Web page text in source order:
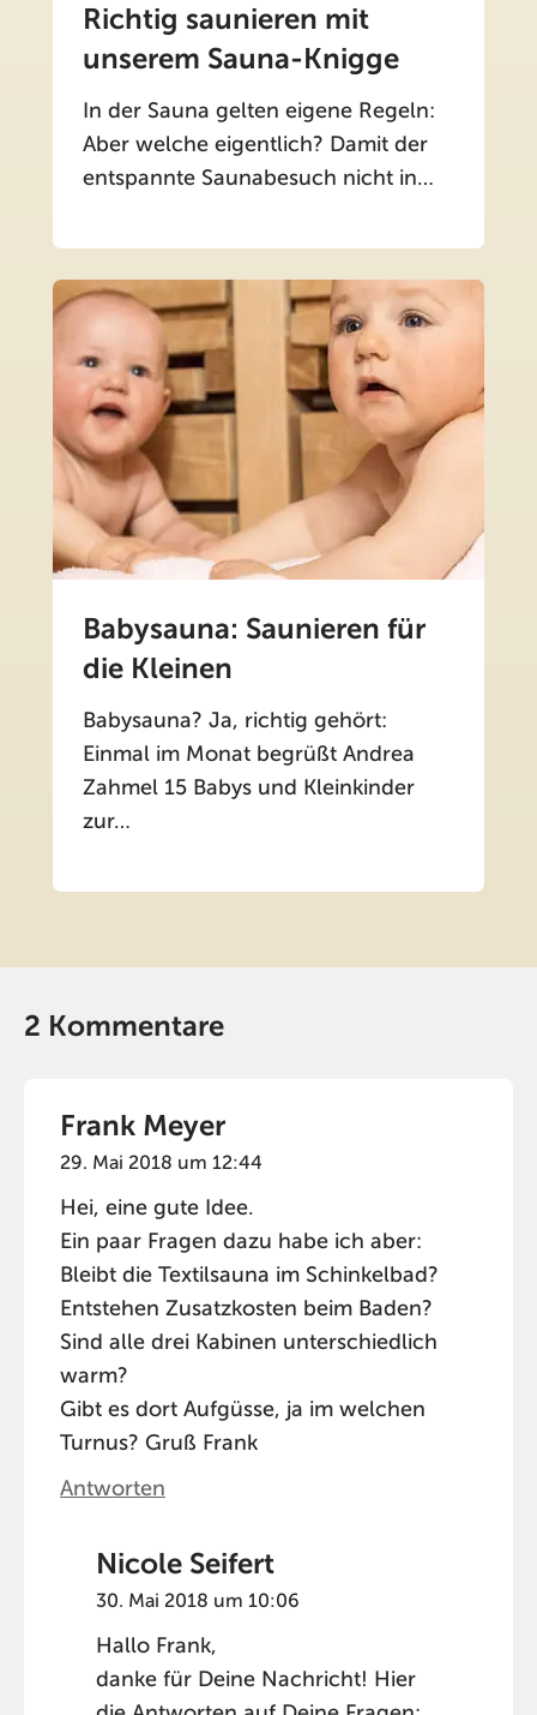
Richtig saunieren mit
unserem Sauna-Knigge
In der Sauna gelten eigene Regeln:
Aber welche eigentlich? Damit der
entspannte Saunabesuch nicht in…
Babysauna: Saunieren für
die Kleinen
Babysauna? Ja, richtig gehört:
Einmal im Monat begrüßt Andrea
Zahmel 15 Babys und Kleinkinder
zur…
2 Kommentare
Frank Meyer
29. Mai 2018 um 12:44
Hei, eine gute Idee.
Ein paar Fragen dazu habe ich aber:
Bleibt die Textilsauna im Schinkelbad?
Entstehen Zusatzkosten beim Baden?
Sind alle drei Kabinen unterschiedlich
warm?
Gibt es dort Aufgüsse, ja im welchen
Turnus? Gruß Frank
Antworten
Nicole Seifert
30. Mai 2018 um 10:06
Hallo Frank,
danke für Deine Nachricht! Hier